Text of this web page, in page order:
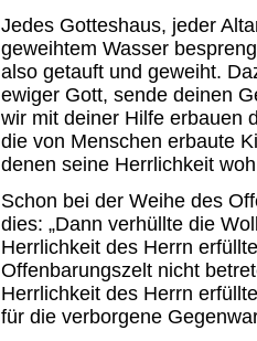
Jedes Gotteshaus, jeder
geweihtem Wasser
also getauft und geweiht.
ewiger Gott, sende deinen
wir mit deiner Hilfe erbauen
die von Menschen erbaute
denen seine Herrlichkeit
Schon bei der Weihe des
dies: „Dann verhüllte die
Herrlichkeit des Herrn
Offenbarungszelt nicht
Herrlichkeit des Herrn
für die verborgene